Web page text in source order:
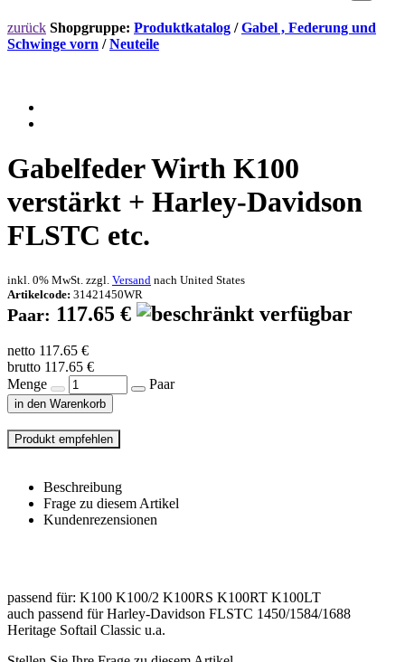
zurück Shopgruppe: Produktkatalog /Gabel , Federung und
Schwinge vorn /Neuteile
Gabelfeder Wirth K100
verstärkt + Harley-Davidson
FLSTC etc.
inkl. 0% MwSt. zzgl. Versand nach United States
Artikelcode: 31421450WR
Paar: 117.65 €
netto 117.65 €
brutto 117.65 €
Menge
Paar
in den Warenkorb
Beschreibung
Frage zu diesem Artikel
Kundenrezensionen
passend für: K100 K100/2 K100RS K100RT K100LT
auch passend für Harley-Davidson FLSTC 1450/1584/1688
Heritage Softail Classic u.a.